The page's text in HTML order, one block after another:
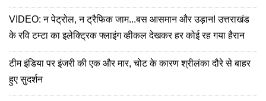
VIDEO: न पेट्रोल, न ट्रैफिक जाम...बस आसमान और उड़ान! उत्तराखंड
के रवि टम्टा का इलेक्ट्रिक फ्लाइंग व्हीकल देखकर हर कोई रह गया हैरान
टीम इंडिया पर इंजरी की एक और मार, चोट के कारण श्रीलंका दौरे से बाहर
हुए सुदर्शन